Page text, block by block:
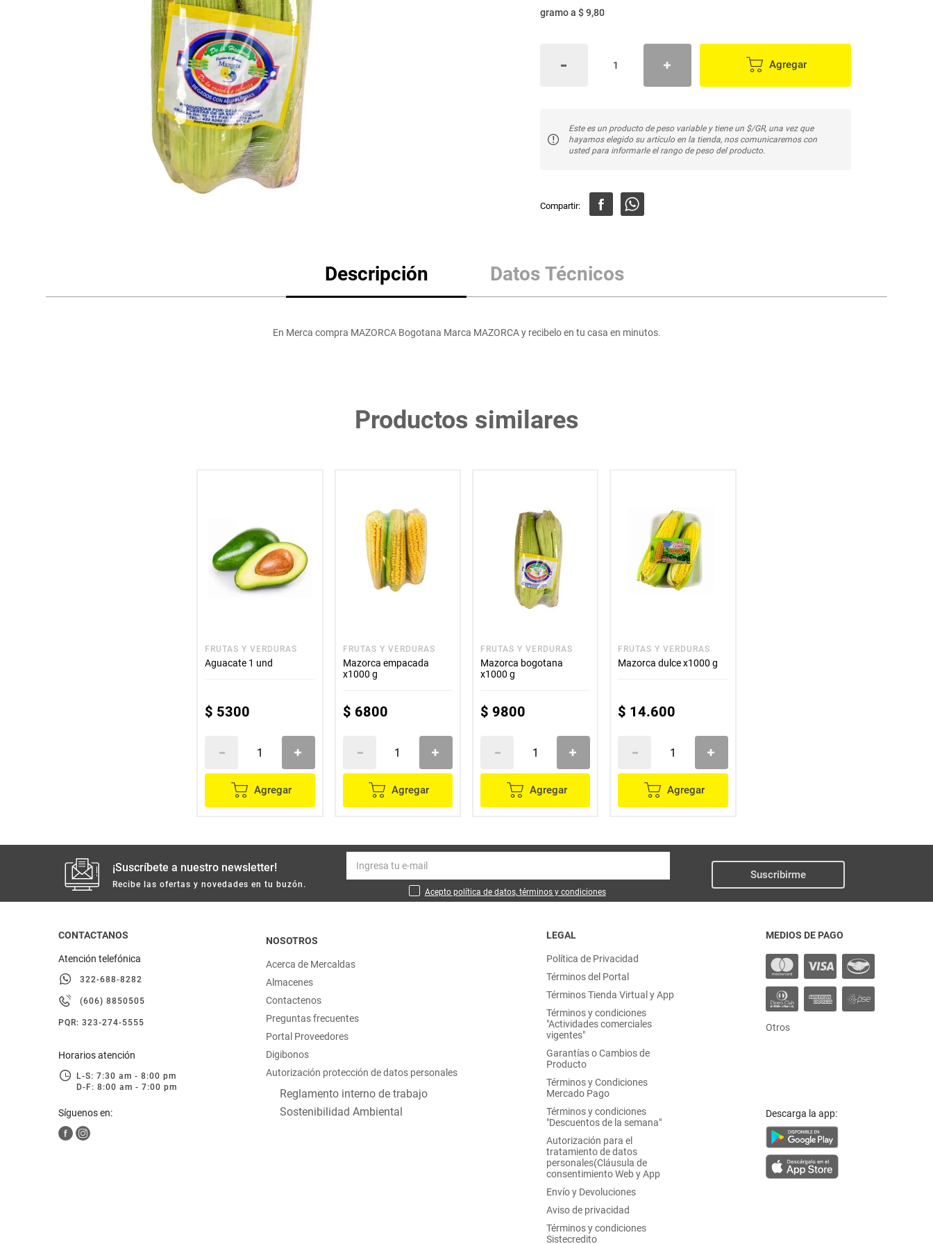
lácteos y refrigerados
gramoa $ 9,80
Agregar
Este es un producto de peso variable y tiene un $/GR, una vez que
hayamos elegido su artículo en la tienda, nos comunicaremos con
usted para informarle el rango de peso del producto.
Descripción Datos Técnicos
En Merca compra MAZORCA Bogotana Marca MAZORCA y recibelo en tu casa en minutos.
Productos similares
FRUTAS Y VERDURAS
Aguacate 1 und
$ 5300
Agregar
FRUTAS Y VERDURAS
Mazorca empacada
x1000 g
$ 6800
Agregar
FRUTAS Y VERDURAS
Mazorca bogotana
x1000 g
$ 9800
Agregar
FRUTAS Y VERDURAS
Mazorca dulce x1000 g
$ 14.600
Agregar
¡Suscríbete a nuestro newsletter!
Recibe las ofertas y novedades en tu buzón.
Acepto política de datos, términos y condiciones
Suscribirme
CONTACTANOS
Atención telefónica
322-688-8282
(606) 8850505
PQR: 323-274-5555
Horarios atención
L-S: 7:30 am - 8:00 pm
D-F: 8:00 am - 7:00 pm
Síguenos en:
NOSOTROS
Acerca de Mercaldas
Almacenes
Contactenos
Preguntas frecuentes
Portal Proveedores
Digibonos
Autorización protección de datos personales
Reglamento interno de trabajo
Sostenibilidad Ambiental
LEGAL
Política de Privacidad
Términos del Portal
Términos Tienda Virtual y App
Términos y condiciones
"Actividades comerciales
vigentes"
Garantías o Cambios de
Producto
Términos y Condiciones
Mercado Pago
Términos y condiciones
"Descuentos de la semana"
Autorización para el
tratamiento de datos
personales(Cláusula de
consentimiento Web y App
Envío y Devoluciones
Aviso de privacidad
Términos y condiciones
Sistecredito
MEDIOS DE PAGO
Otros
Descarga la app:
Mantequilla